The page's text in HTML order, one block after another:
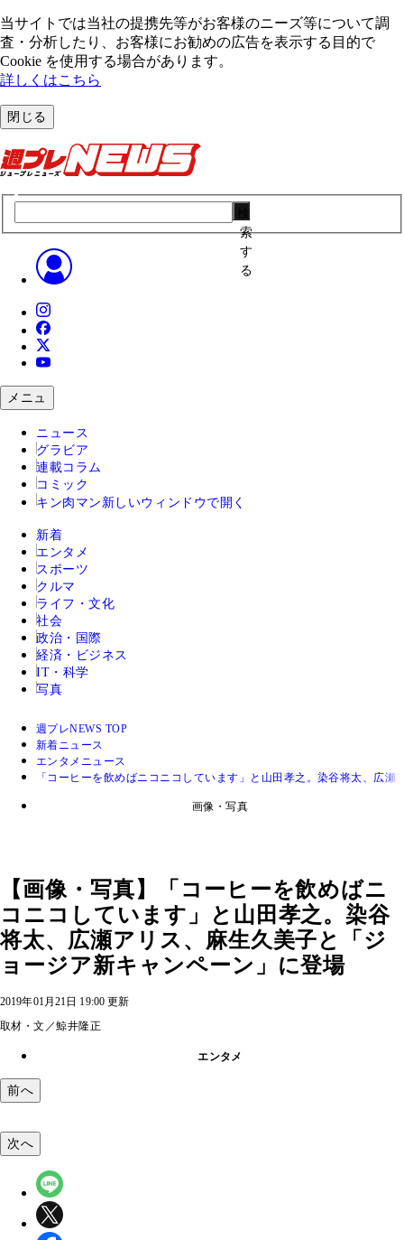
当サイトでは当社の提携先等がお客様のニーズ等について調
査・分析したり、お客様にお勧めの広告を表⽰する⽬的で
Cookie を使⽤する場合があります。
詳しくはこちら
閉じる
索
す
る
メニュ
ニュース
グラビア
連載コラム
コミック
キン肉マン 新しいウィンドウで開く
新着
エンタメ
スポーツ
クルマ
ライフ・文化
社会
政治・国際
経済・ビジネス
IT・科学
写真
週プレNEWS TOP
新着ニュース
エンタメニュース
「コーヒーを飲めばニコニコしています」と山田孝之。染谷将太、広
画像・写真
【画像・写真】「コーヒーを飲めばニ
コニコしています」と山田孝之。染谷
将太、広瀬アリス、麻生久美子と「ジ
ョージア新キャンペーン」に登場
2019年01月21日 19:00 更新
取材・文／鯨井隆正
エンタメ
前へ
次へ